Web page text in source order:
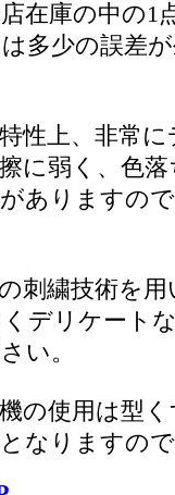
在庫の中の1
多少の誤差
性上、非常
に弱く、色
ありますの
刺繍技術を
デリケート
い。
の使用は型
なりますの